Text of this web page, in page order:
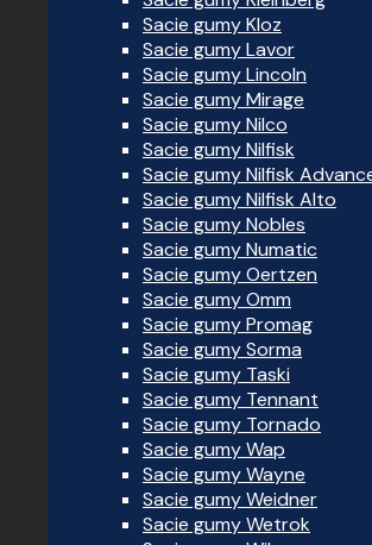
Sacie gumy Kloz
Sacie gumy Lavor
Sacie gumy Lincoln
Sacie gumy Mirage
Sacie gumy Nilco
Sacie gumy Nilfisk
Sacie gumy Nilfisk
Sacie gumy Nilfisk Alto
Sacie gumy Nobles
Sacie gumy Numatic
Sacie gumy Oertzen
Sacie gumy Omm
Sacie gumy Promag
Sacie gumy Sorma
Sacie gumy Taski
Sacie gumy Tennant
Sacie gumy Tornado
Sacie gumy Wap
Sacie gumy Wayne
Sacie gumy Weidner
Sacie gumy Wetrok